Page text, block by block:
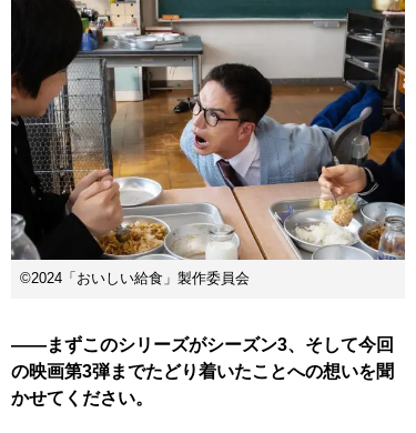
©2024「おいしい給食」製作委員会
――まずこのシリーズがシーズン3、そして今回
の映画第3弾までたどり着いたことへの想いを聞
かせてください。